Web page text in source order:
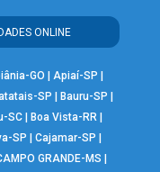
ONLINE
GO Apiaí-SP
SP Bauru-SP
SC Boa Vista-RR
SP Cajamar-SP
GRANDE-MS